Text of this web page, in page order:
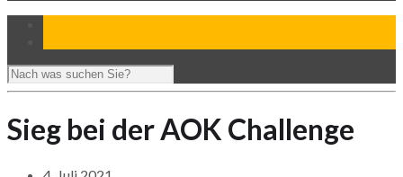
Sieg bei der AOK Challenge